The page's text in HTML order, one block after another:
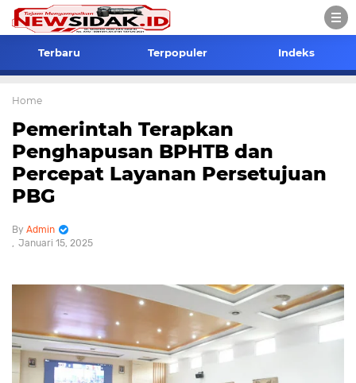
Terbaru Terpopuler Indeks
Home
Pemerintah Terapkan
Penghapusan BPHTB dan
Percepat Layanan Persetujuan
PBG
Admin
Januari 15, 2025